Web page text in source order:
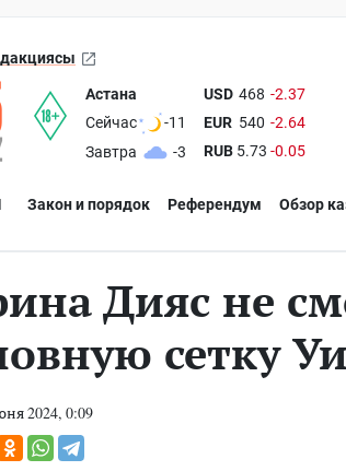
Астана
Сейчас
-11
Завтра
-3
USD 468 -2.37
EUR 540 -2.64
RUB 5.73 -0.05
Закон и порядок Референдум Обзор
Дияс не
сетку
2024, 0:09